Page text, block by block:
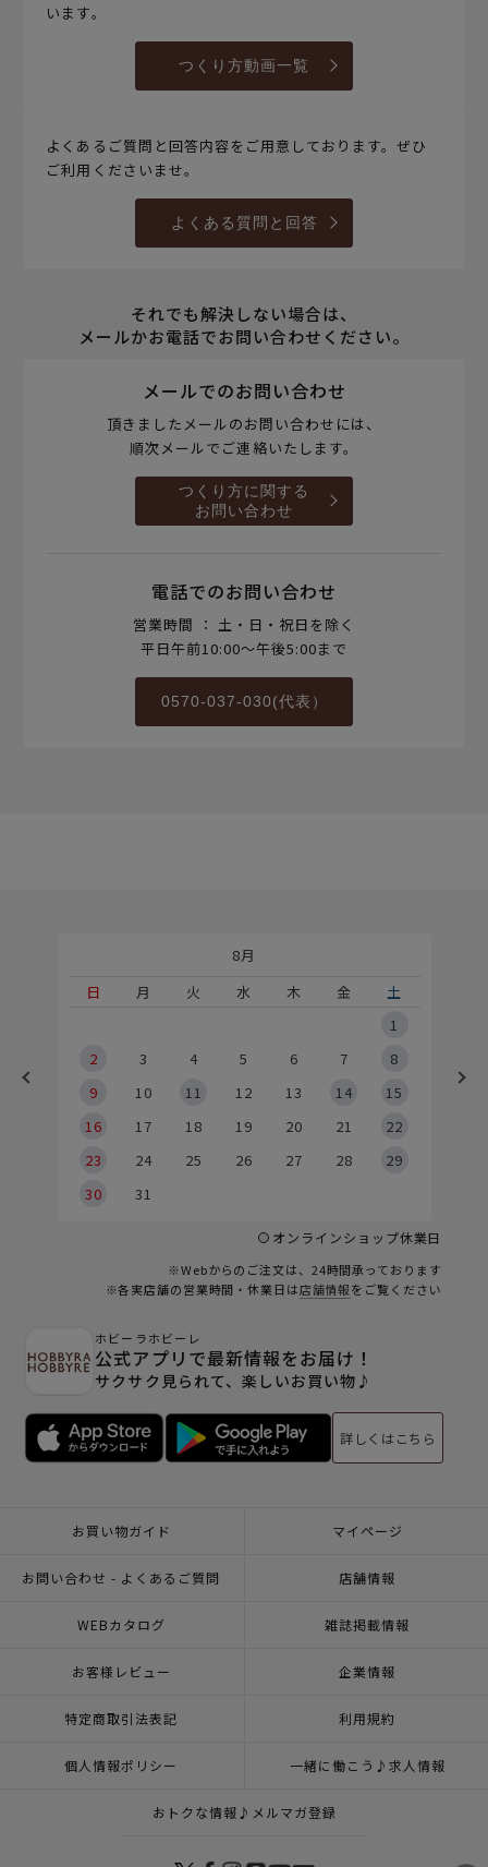
います。
つくり方動画一覧
よくあるご質問と回答内容をご用意しております。ぜひ
ご利用くださいませ。
よくある質問と回答
それでも解決しない場合は、
メールかお電話でお問い合わせください。
メールでのお問い合わせ
頂きましたメールのお問い合わせには、
順次メールでご連絡いたします。
つくり方に関する
お問い合わせ
電話でのお問い合わせ
営業時間 ： 土・日・祝日を除く
平日午前10:00～午後5:00まで
0570-037-030(代表）
8月
日
月 火 水 木 金
土
1
2
3 4 5 6 7
8
9
10 11 12 13 14
15
16
17 18 19 20 21
22
23
24 25 26 27 28
29
30
31
オンラインショップ休業日
※Webからのご注文は、24時間承っております
※各実店舗の営業時間・休業日は店舗情報をご覧ください
ホビーラホビーレ
公式アプリで最新情報をお届け！
サクサク見られて、楽しいお買い物♪
詳しくはこちら
お買い物ガイド マイページ
お問い合わせ - よくあるご質問 店舗情報
WEBカタログ 雑誌掲載情報
お客様レビュー 企業情報
特定商取引法表記 利用規約
個人情報ポリシー 一緒に働こう♪求人情報
おトクな情報♪メルマガ登録